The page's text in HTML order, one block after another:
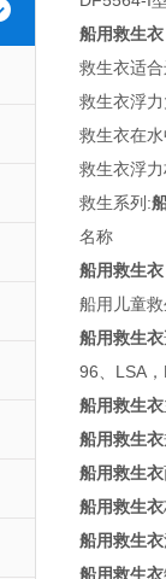
船用救生衣
救生衣适
救生衣浮
救生衣在
救生衣浮
救生系列:
名称
船用救生衣
船用儿童
船用救生衣
96、LSA
船用救生衣
船用救生衣
船用救生衣
船用救生衣
船用救生衣
船用救生衣